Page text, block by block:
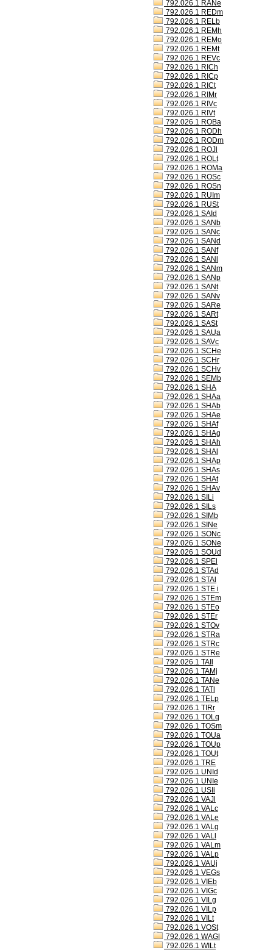
792.026.1 RANe
792.026.1 REDm
792.026.1 RELb
792.026.1 REMh
792.026.1 REMo
792.026.1 REMt
792.026.1 REVc
792.026.1 RICh
792.026.1 RICp
792.026.1 RICt
792.026.1 RIMr
792.026.1 RIVc
792.026.1 RIVt
792.026.1 ROBa
792.026.1 RODh
792.026.1 RODm
792.026.1 ROJl
792.026.1 ROLt
792.026.1 ROMa
792.026.1 ROSc
792.026.1 ROSn
792.026.1 RUIm
792.026.1 RUSt
792.026.1 SAId
792.026.1 SANb
792.026.1 SANc
792.026.1 SANd
792.026.1 SANf
792.026.1 SANl
792.026.1 SANm
792.026.1 SANp
792.026.1 SANt
792.026.1 SANv
792.026.1 SARe
792.026.1 SARt
792.026.1 SASt
792.026.1 SAUa
792.026.1 SAVc
792.026.1 SCHe
792.026.1 SCHr
792.026.1 SCHv
792.026.1 SEMb
792.026.1 SHA
792.026.1 SHAa
792.026.1 SHAb
792.026.1 SHAe
792.026.1 SHAf
792.026.1 SHAg
792.026.1 SHAh
792.026.1 SHAl
792.026.1 SHAp
792.026.1 SHAs
792.026.1 SHAt
792.026.1 SHAv
792.026.1 SILi
792.026.1 SILs
792.026.1 SIMb
792.026.1 SINe
792.026.1 SONc
792.026.1 SONe
792.026.1 SOUd
792.026.1 SPEl
792.026.1 STAd
792.026.1 STAl
792.026.1 STE i
792.026.1 STEm
792.026.1 STEo
792.026.1 STEr
792.026.1 STOv
792.026.1 STRa
792.026.1 STRc
792.026.1 STRe
792.026.1 TAIl
792.026.1 TAMj
792.026.1 TANe
792.026.1 TATl
792.026.1 TELp
792.026.1 TIRr
792.026.1 TOLq
792.026.1 TOSm
792.026.1 TOUa
792.026.1 TOUp
792.026.1 TOUt
792.026.1 TRE
792.026.1 UNId
792.026.1 UNIe
792.026.1 USIi
792.026.1 VAJl
792.026.1 VALc
792.026.1 VALe
792.026.1 VALg
792.026.1 VALl
792.026.1 VALm
792.026.1 VALp
792.026.1 VAUj
792.026.1 VEGs
792.026.1 VIEb
792.026.1 VIGc
792.026.1 VILg
792.026.1 VILp
792.026.1 VILt
792.026.1 VOSt
792.026.1 WAGl
792.026.1 WILt